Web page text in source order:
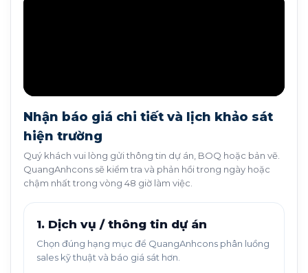
Nhận báo giá chi tiết và lịch khảo sát
hiện trường
Quý khách vui lòng gửi thông tin dự án, BOQ hoặc bản vẽ.
QuangAnhcons sẽ kiểm tra và phản hồi trong ngày hoặc
chậm nhất trong vòng 48 giờ làm việc.
1. Dịch vụ / thông tin dự án
Chọn đúng hạng mục để QuangAnhcons phân luồng
sales kỹ thuật và báo giá sát hơn.